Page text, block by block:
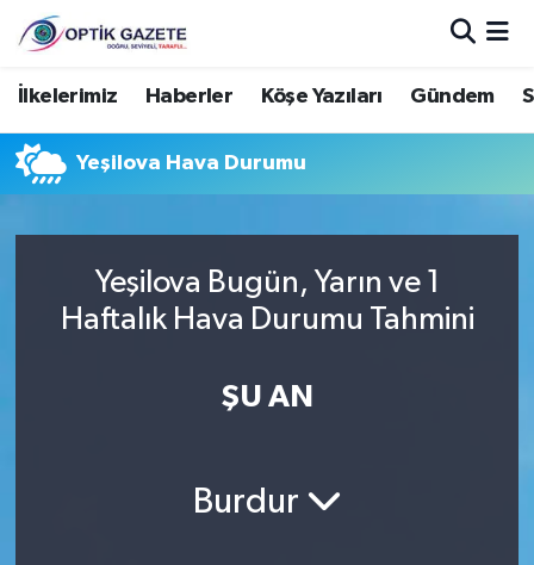
İlkelerimiz Haberler Köşe Yazıları Gündem
Yeşilova Hava Durumu
Yeşilova Bugün, Yarın ve 1
Haftalık Hava Durumu Tahmini
ŞU AN
Burdur
Nöbetçi Eczaneler
Hava Durumu
Trafik Durumu
Süper Lig Puan Durumu ve Fikstür